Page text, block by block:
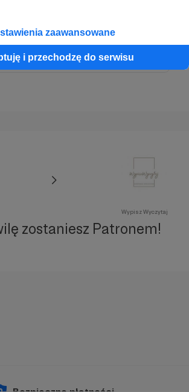
zaawansowane
i przechodzę do serwisu
Wypisz Wyczytaj
zostaniesz Patronem!